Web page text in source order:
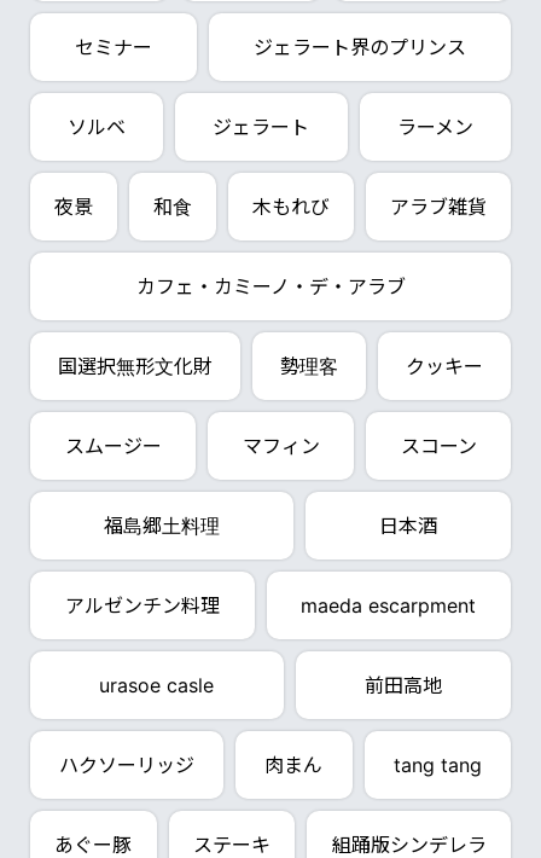
セミナー ジェラート界のプリンス
ソルベ ジェラート ラーメン
夜景 和食 木もれび アラブ雑貨
カフェ・カミーノ・デ・アラブ
国選択無形文化財 勢理客 クッキー
スムージー マフィン スコーン
福島郷土料理 日本酒
アルゼンチン料理 maeda escarpment
urasoe casle 前田高地
ハクソーリッジ 肉まん tang tang
あぐー豚 ステーキ 組踊版シンデレラ